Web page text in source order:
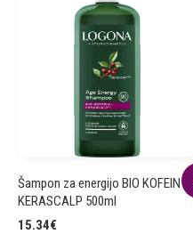
Šampon za energijo BIO KOFEIN
KERASCALP 500ml
15.34€